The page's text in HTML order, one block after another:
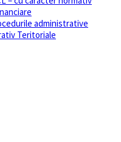
administrative
Teritoriale